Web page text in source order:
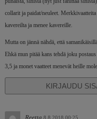
collarit ja paidat/neuleet.
kavereilta ja menee kavereille.
Mutta on jännä nähdä, että
Ehkä mun pitää kans tehdä joku
3,5 ja monet vaatteet menevät heille
KIRJAUDU
Reetta 8.8.2018 00:25